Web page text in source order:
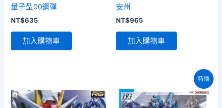
量子型00鋼彈
NT$635
加入購物車
安州
NT$965
加入購物車
特價